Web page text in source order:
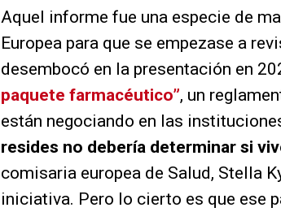
Aquel informe fue una especie de
Europea para que se empezase a
desembocó en la presentación en
paquete farmacéutico”, un
están negociando en las
resides no debería determinar si
comisaria europea de Salud, Stella
iniciativa. Pero lo cierto es que ese